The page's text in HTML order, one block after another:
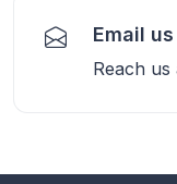
Email us
Reach us